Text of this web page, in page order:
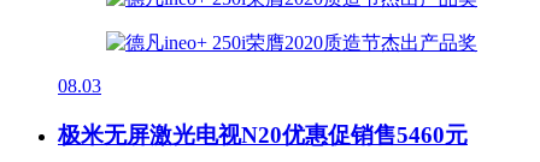
08.03
极米无屏激光电视N20优惠促销售5460元